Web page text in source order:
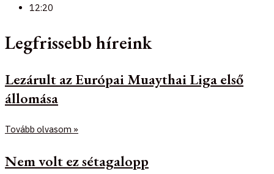
12:20
Legfrissebb híreink
Lezárult az Európai Muaythai Liga első
állomása
Tovább olvasom »
Nem volt ez sétagalopp